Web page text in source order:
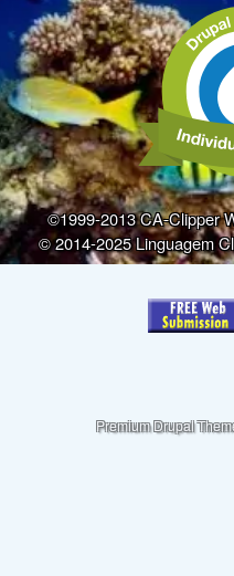
©1999-2013 CA-Clipper
© 2014-2025 Linguagem
Premium Drupal